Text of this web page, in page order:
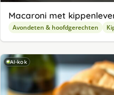
Macaroni met
Avondeten & hoofdgerechten
AI-kok